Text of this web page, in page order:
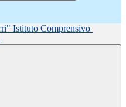
Istituto Comprensivo